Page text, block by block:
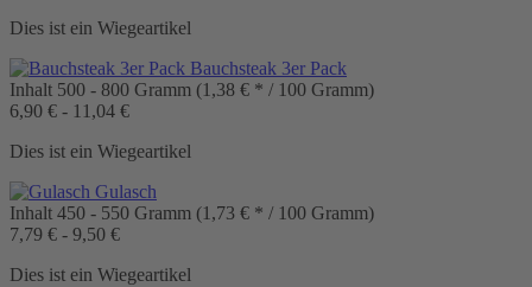
Dies ist ein Wiegeartikel
Bauchsteak 3er Pack
Inhalt 500 - 800 Gramm (1,38 € * / 100 Gramm)
6,90 € - 11,04 €
Dies ist ein Wiegeartikel
Gulasch
Inhalt 450 - 550 Gramm (1,73 € * / 100 Gramm)
7,79 € - 9,50 €
Dies ist ein Wiegeartikel